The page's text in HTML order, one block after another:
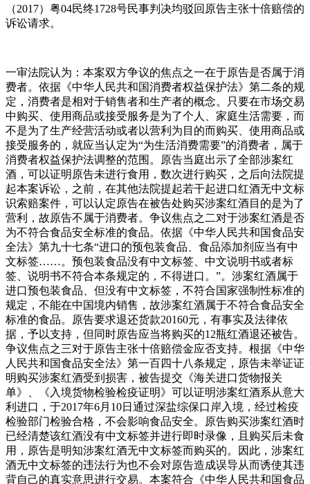
（2017）粤04民终1728号民事判决均驳回原告主张十倍赔偿的
诉讼请求。
一审法院认为：本案双方争议的焦点之一在于原告是否属于消
费者。依据《中华人民共和国消费者权益保护法》第二条的规
定，消费者是相对于销售者和生产者的概念。只要在市场交易
中购买、使用商品或接受服务是为了个人、家庭生活需要，而
不是为了生产经营活动或者以营利为目的而购买、使用商品或
接受服务的，就应当认定为“为生活消费需要”的消费者，属于
消费者权益保护法调整的范围。原告当庭出示了全部涉案红
酒，可以证明原告未进行食用，数次进行购买，之后向法院提
起本案诉讼，之前，在其他法院提起若干起进口红酒无中文标
识索赔案件，可以认定原告在被告处购买涉案红酒目的是为了
营利，故原告不属于消费者。争议焦点之二对于涉案红酒是否
为不符合食品安全标准的食品。依据《中华人民共和国食品安
全法》第九十七条“进口的预包装食品、食品添加剂应当有中
文标签……。预包装食品没有中文标签、中文说明书或者标
签、说明书不符合本条规定的，不得进口。”。涉案红酒属于
进口预包装食品、但没有中文标签，不符合国家强制性标准的
规定，不能在中国境内销售，故涉案红酒属于不符合食品安全
标准的食品。原告要求退还货款20160元，有事实及法律依
据，予以支持，但同时原告应当将购买的12瓶红酒退还被告。
争议焦点之三对于原告主张十倍赔偿金应否支持。根据《中华
人民共和国食品安全法》第一百四十八条规定，原告未举证证
明购买涉案红酒受到损害，被告提交《海关进口货物报关
单》、《入境货物检验检疫证明》可以证明涉案红酒系从意大
利进口，于2017年6月10日通过深盐综保口岸入境，经过检疫
检验部门检验合格，不会影响食品安全。原告购买涉案红酒时
已经清楚该红酒没有中文标签并进行即时录像，且购买后未食
用，原告是明知涉案红酒无中文标签而购买的。因此，涉案红
酒无中文标签的违法行为也不会对原告造成误导从而诱使其违
背自己的真实意思进行交易。本案符合《中华人民共和国食品